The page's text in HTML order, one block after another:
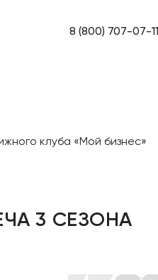
8 (800) 707-07-11
клуба «Мой бизнес»
3 СЕЗОНА